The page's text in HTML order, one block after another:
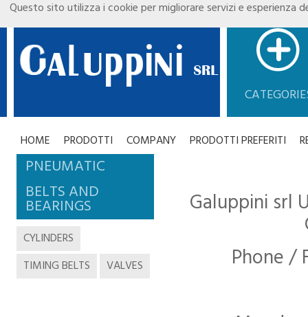
HOME PRODOTTI COMPANY PRODOTTI PREFERITI
PNEUMATIC
BELTS AND
BEARINGS
CYLINDERS
TIMING BELTS
VALVES
Galuppini srl
Phone /
Questo sito utilizza i cookie per migliorare servizi e esperienza